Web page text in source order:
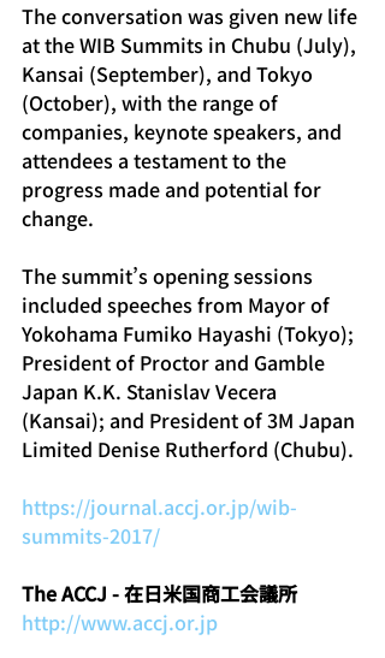
The conversation was given new life
at the WIB Summits in Chubu (July),
Kansai (September), and Tokyo
(October), with the range of
companies, keynote speakers, and
attendees a testament to the
progress made and potential for
change.
The summit’s opening sessions
included speeches from Mayor of
Yokohama Fumiko Hayashi (Tokyo);
President of Proctor and Gamble
Japan K.K. Stanislav Vecera
(Kansai); and President of 3M Japan
Limited Denise Rutherford (Chubu).
https://journal.accj.or.jp/wib-
summits-2017/
The ACCJ - 在日米国商工会議所
http://www.accj.or.jp